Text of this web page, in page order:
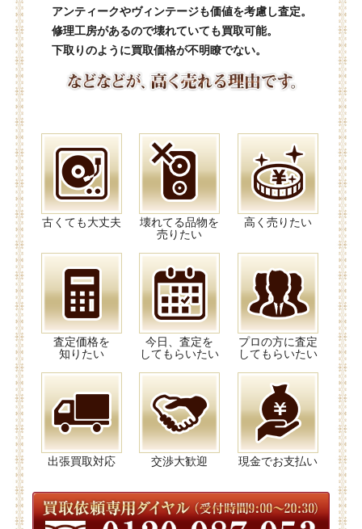
アンティークやヴィンテージも価値を考慮し査定。
修理工房があるので壊れていても買取可能。
下取りのように買取価格が不明瞭でない。
古くても大丈夫
壊れてる品物を
売りたい
高く売りたい
査定価格を
知りたい
今日、査定を
してもらいたい
プロの方に査定
してもらいたい
出張買取対応 交渉大歓迎 現金でお支払い